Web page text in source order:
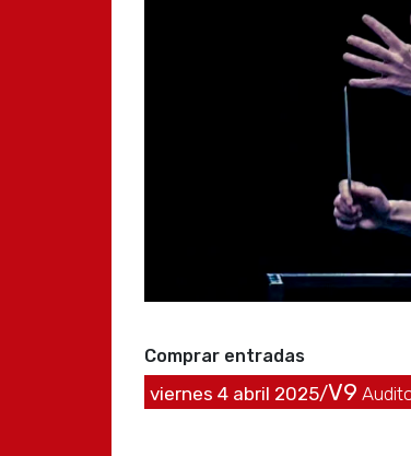
Comprar entradas
viernes 4 abril 2025/V9